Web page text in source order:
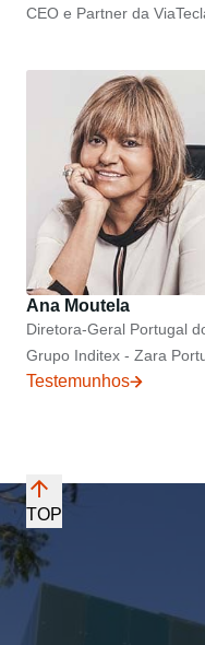
CEO e Partner da
Ana Moutela
Diretora-Geral Portugal
Grupo Inditex - Zara
Testemunhos
TOP